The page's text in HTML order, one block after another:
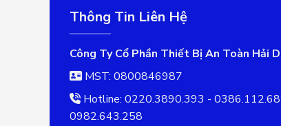
Thông Tin Liên Hệ
Công Ty Cổ Phần Thiết Bị An Toàn Hải
MST: 0800846987
Hotline: 0220.3890.393 -
0982.643.258